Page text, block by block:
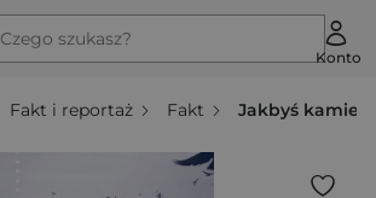
Czego szukasz?
Konto
Fakt i reportaż Fakt Jakbyś kamień